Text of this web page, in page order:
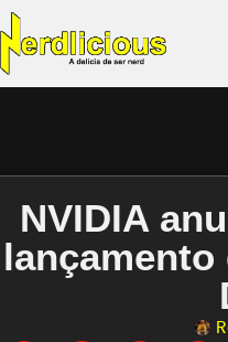
NVIDIA
lançamento